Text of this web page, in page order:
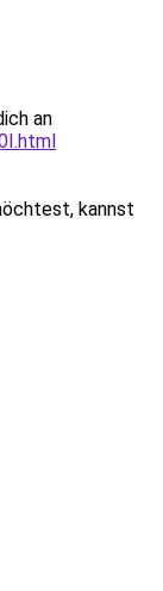
an
kannst